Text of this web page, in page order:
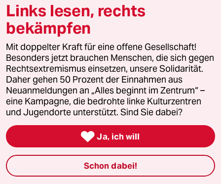
Guardian zu lesen, was bei den
Grünen abging, übrigens zu einem
Zeitpunkt, da sich jmd. in der
Süddeutschen noch fragte, ob die
Grünen nicht ein
Glaubwürdigkeitsproblem haben
*könnten*. Unter'm Strich wurde dort
offenbar die eigene Partei belogen
und es ging selbstredend nicht um
die ja längst beschlossenen
Waffenlieferungen. Sondern um die
neue Agenda, ich nenne sie die
Agenda 2030. Die pikanterweise von
einigen ja schon vor der Wahl
aber natürlich von keinem von uns so
Links lesen, rechts
bekämpfen
Mit doppelter Kraft für eine offene Gesellschaft!
Besonders jetzt brauchen Menschen, die sich gegen
Rechtsextremismus einsetzen, unsere Solidarität.
Daher gehen 50 Prozent der Einnahmen aus
Neuanmeldungen an „Alles beginnt im Zentrum“ –
eine Kampagne, die bedrohte linke Kulturzentren
und Jugendorte unterstützt. Sind Sie dabei?
 Ja, ich will
Schon dabei!